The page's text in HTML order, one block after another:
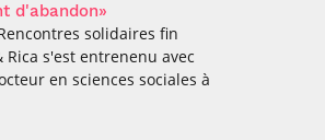
d'abandon»
solidaires fin
Rica s'est entrenenu avec
en sciences sociales à